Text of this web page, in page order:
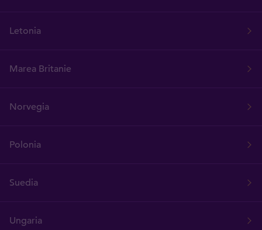
Letonia
Marea Britanie
Norvegia
Polonia
Suedia
Ungaria